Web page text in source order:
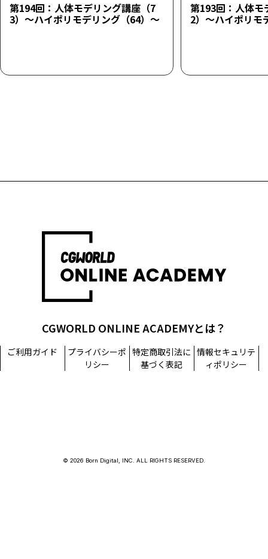
第194回：人体モデリング講座（7
3）～ハイポリモデリング（64）～
第193回：人体モ
2）～ハイポリモ
CGWORLD ONLINE ACADEMYとは？
ご利用ガイド
プライバシーポ
リシー
特定商取引法に
基づく表記
情報セキュリテ
ィポリシー
© 2026 Born Digital, INC. ALL RIGHTS RESERVED.